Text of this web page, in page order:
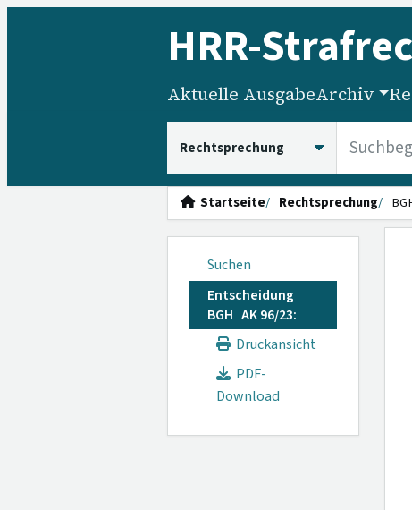
HRR-
Aktuelle AusgabeArchiv
Startseite Rechtsprechung
Suchen
Entscheidung
BGH AK 96/23:
Druckansicht
PDF-
Download